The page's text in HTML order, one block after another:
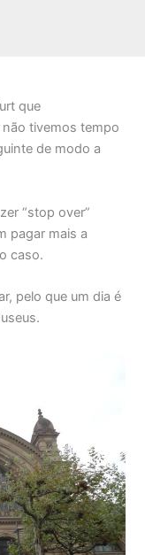
que
tivemos tempo
de modo a
“stop over”
pagar mais a
caso.
pelo que um dia é